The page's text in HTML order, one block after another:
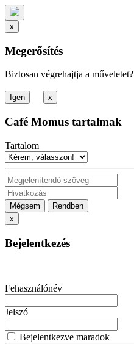
x
Megerősítés
Biztosan végrehajtja a műveletet?
x
Café Momus tartalmak
Tartalom
Mégsem
Rendben
x
Bejelentkezés
Fehasználónév
Jelszó
Bejelentkezve maradok